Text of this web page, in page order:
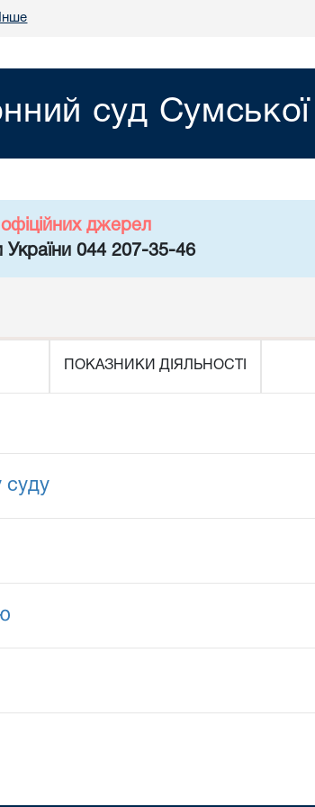
Інше
суд Сумської
джерел
України 044 207-35-46
ПОКАЗНИКИ ДІЯЛЬНОСТІ
суду